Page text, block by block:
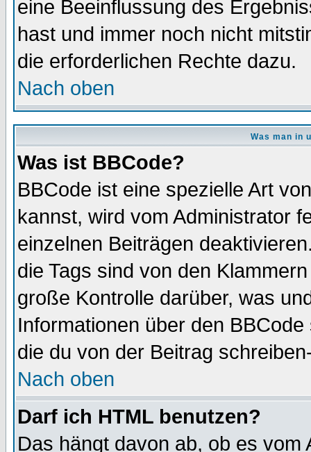
eine Beeinflussung des
hast und immer noch nicht
die erforderlichen Rechte dazu.
Nach oben
Was man in
Was ist BBCode?
BBCode ist eine spezielle Art
kannst, wird vom Administrator
einzelnen Beiträgen
die Tags sind von den
große Kontrolle darüber, was
Informationen über den
die du von der Beitrag
Nach oben
Darf ich HTML benutzen?
Das hängt davon ab, ob es